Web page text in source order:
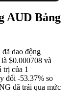
AUD Bảng
dao động
$0.000708 và
trị của 1
đổi -53.37% so
đã trải qua mức